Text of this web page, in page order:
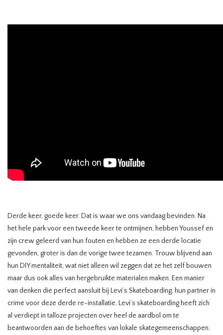
Derde keer, goede keer. Dat is waar we ons vandaag bevinden. Na
het hele park voor een tweede keer te ontmijnen, hebben Youssef en
zijn crew geleerd van hun fouten en hebben ze een derde locatie
gevonden, groter is dan de vorige twee tezamen. Trouw blijvend aan
hun DIY mentaliteit, wat niet alleen wil zeggen dat ze het zelf bouwen
maar dus ook alles van hergebruikte materialen maken. Een manier
van denken die perfect aansluit bij Levi’s Skateboarding, hun partner in
crime voor deze derde re-installatie. Levi’s skateboarding heeft zich
al verdiept in talloze projecten over heel de aardbol om te
beantwoorden aan de behoeftes van lokale skategemeenschappen.